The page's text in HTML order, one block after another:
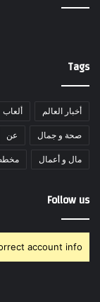
Tags
أخبار العالم ألعاب
صحة و جمال عن
مال و أعمال
Follow us
account info.